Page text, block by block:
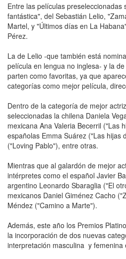
Entre las películas
fantástica", del Sebastián Lelio,
Martel, y "Últimos días en La
Pérez.
La de Lelio -que también está
película en lengua no inglesa- y la
parten como favoritas, ya que
categorías como mejor película,
Dentro de la categoría de mejor
seleccionadas la chilena Daniela
mexicana Ana Valeria Becerril ("Las
españolas Emma Suárez ("Las hijas
("Loving Pablo"), entre otras.
Mientras que al galardón de mejor
intérpretes como el español Javier
argentino Leonardo Sbaraglia ("El
mexicanos Daniel Giménez Cacho
Méndez ("Camino a Marte").
Además, este año los Premios
la incorporación de dos nuevas
interpretación masculina y femenina